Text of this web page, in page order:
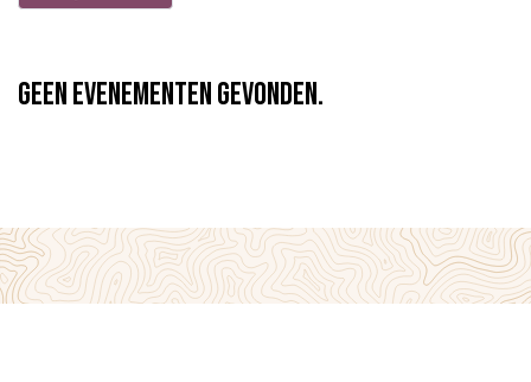
Geen evenementen gevonden.